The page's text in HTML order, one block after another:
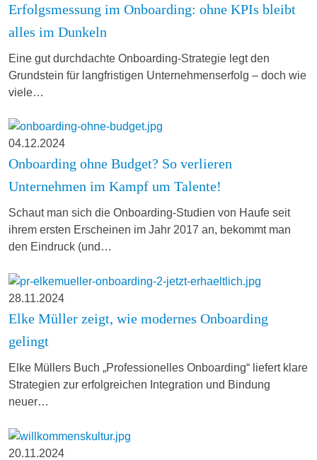
Erfolgsmessung im Onboarding: ohne KPIs bleibt
alles im Dunkeln
Eine gut durchdachte Onboarding-Strategie legt den
Grundstein für langfristigen Unternehmenserfolg – doch wie
viele…
04.12.2024
Onboarding ohne Budget? So verlieren
Unternehmen im Kampf um Talente!
Schaut man sich die Onboarding-Studien von Haufe seit
ihrem ersten Erscheinen im Jahr 2017 an, bekommt man
den Eindruck (und…
28.11.2024
Elke Müller zeigt, wie modernes Onboarding
gelingt
Elke Müllers Buch „Professionelles Onboarding“ liefert klare
Strategien zur erfolgreichen Integration und Bindung
neuer…
20.11.2024